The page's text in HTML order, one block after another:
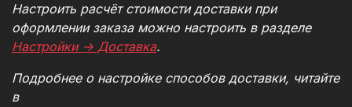
Настроить расчёт стоимости доставки при
оформлении заказа можно настроить в разделе
Настройки -> Доставка.
Подробнее о настройке способов доставки, читайте
в